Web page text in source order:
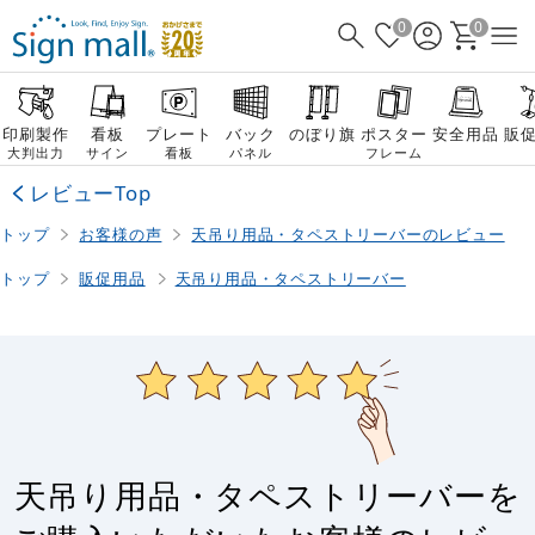
0 0
印刷製作
大判出力
看板
サイン
プレート
看板
バック
パネル
のぼり旗 ポスター
フレーム
安全用品 販
レビューTop
トップ お客様の声 天吊り用品・タペストリーバーのレビュー
トップ 販促用品 天吊り用品・タペストリーバー
天吊り用品・タペストリーバーを